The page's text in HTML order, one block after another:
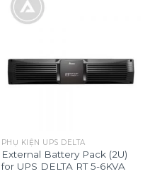
PHỤ KIỆN UPS DELTA
External Battery Pack (2U)
for UPS DELTA RT 5-6KVA